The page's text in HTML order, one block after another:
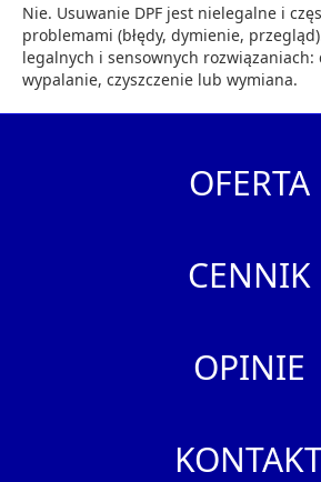
Nie. Usuwanie DPF jest nielegalne i
problemami (błędy, dymienie,
legalnych i sensownych rozwiązaniach:
wypalanie, czyszczenie lub wymiana.
OFERTA
CENNIK
OPINIE